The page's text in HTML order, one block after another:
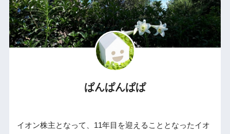
ぱんぱんぱぱ
イオン株主となって、11年目を迎えることとなったイオ